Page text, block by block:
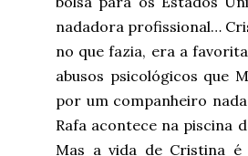
nadadora profissional…
no que fazia, era a
abusos psicológicos que
por um companheiro
Rafa acontece na piscina
Mas a vida de Cristina é